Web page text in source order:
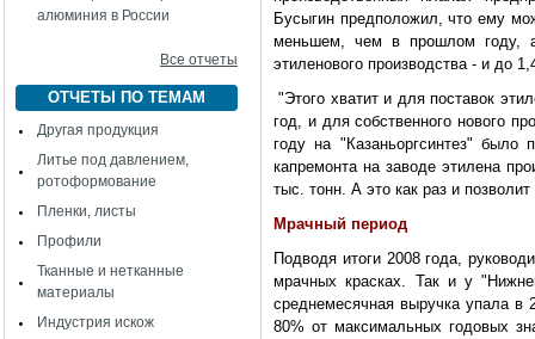
алюминия в России
Все отчеты
ОТЧЕТЫ ПО ТЕМАМ
Другая продукция
Литье под давлением,
ротоформование
Пленки, листы
Профили
Тканные и нетканные
материалы
Индустрия искож
Бусыгин предположил, что ему
меньшем, чем в прошлом году,
этиленового производства - и до
"Этого хватит и для поставок
год, и для собственного нового
году на "Казаньоргсинтез" было
капремонта на заводе этилена
тыс. тонн. А это как раз и
Мрачный период
Подводя итоги 2008 года,
мрачных красках. Так и у
среднемесячная выручка упала в
80% от максимальных годовых